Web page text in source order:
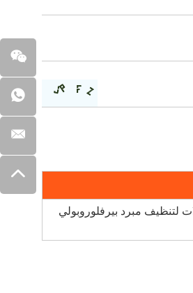
أشباه الموصلات لتنظيف مبرد بيرفلوروبولي